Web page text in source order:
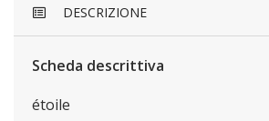
DESCRIZIONE
Scheda descrittiva
étoile